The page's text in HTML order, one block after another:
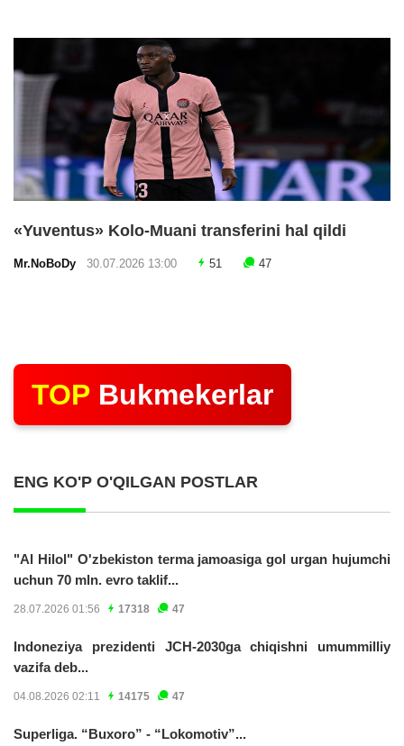
«Yuventus» Kolo-Muani transferini hal qildi
Mr.NoBoDy 30.07.2026 13:00 51 47
TOP Bukmekerlar
ENG KO'P O'QILGAN POSTLAR
"Al Hilol" O'zbekiston terma jamoasiga gol urgan hujumchi
uchun 70 mln. evro taklif...
28.07.2026 01:56 17318 47
Indoneziya prezidenti JCH-2030ga chiqishni umummilliy
vazifa deb...
04.08.2026 02:11 14175 47
Superliga. “Buxoro” - “Lokomotiv”...